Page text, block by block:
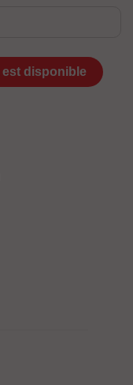
disponible